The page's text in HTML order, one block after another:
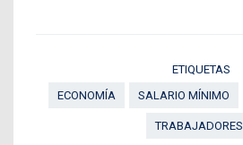
ETIQUETAS
ECONOMÍA
SALARIO MÍNIMO
TRABAJADORES